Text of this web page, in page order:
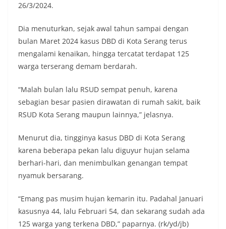
26/3/2024.
Dia menuturkan, sejak awal tahun sampai dengan
bulan Maret 2024 kasus DBD di Kota Serang terus
mengalami kenaikan, hingga tercatat terdapat 125
warga terserang demam berdarah.
“Malah bulan lalu RSUD sempat penuh, karena
sebagian besar pasien dirawatan di rumah sakit, baik
RSUD Kota Serang maupun lainnya,” jelasnya.
Menurut dia, tingginya kasus DBD di Kota Serang
karena beberapa pekan lalu diguyur hujan selama
berhari-hari, dan menimbulkan genangan tempat
nyamuk bersarang.
“Emang pas musim hujan kemarin itu. Padahal Januari
kasusnya 44, lalu Februari 54, dan sekarang sudah ada
125 warga yang terkena DBD,” paparnya. (rk/yd/jb)